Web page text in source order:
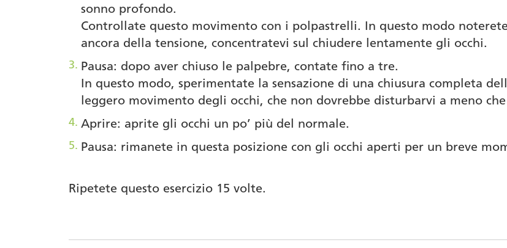
sonno profondo.
Controllate questo movimento con i polpastrelli. In questo modo
ancora della tensione, concentratevi sul chiudere lentamente gli occhi.
Pausa: dopo aver chiuso le palpebre, contate fino a tre.
In questo modo, sperimentate la sensazione di una chiusura completa
leggero movimento degli occhi, che non dovrebbe disturbarvi a meno
Aprire: aprite gli occhi un po’ più del normale.
Pausa: rimanete in questa posizione con gli occhi aperti per un breve
Ripetete questo esercizio 15 volte.